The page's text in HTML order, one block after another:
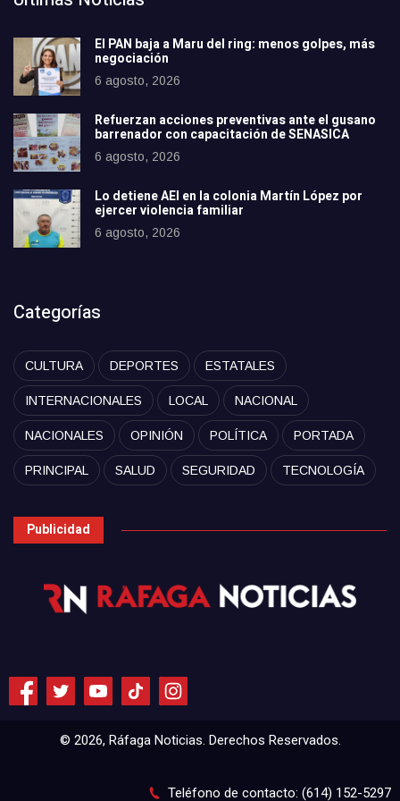
El PAN baja a Maru del ring: menos golpes, más
negociación
6 agosto, 2026
Refuerzan acciones preventivas ante el gusano
barrenador con capacitación de SENASICA
6 agosto, 2026
Lo detiene AEI en la colonia Martín López por
ejercer violencia familiar
6 agosto, 2026
Categorías
CULTURA DEPORTES ESTATALES
INTERNACIONALES LOCAL NACIONAL
NACIONALES OPINIÓN POLÍTICA PORTADA
PRINCIPAL SALUD SEGURIDAD TECNOLOGÍA
Publicidad
© 2026, Ráfaga Noticias. Derechos Reservados.
Teléfono de contacto: (614) 152-5297